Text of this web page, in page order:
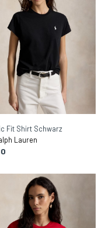
Fit Shirt Schwarz
Lauren